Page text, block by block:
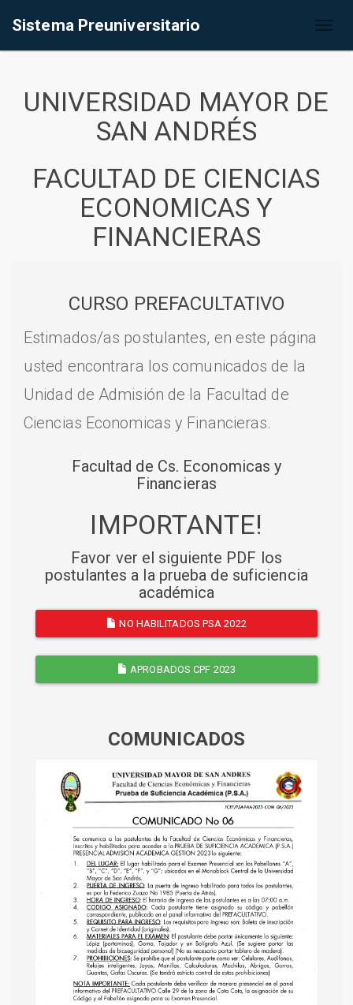
Sistema Preuniversitario
UNIVERSIDAD MAYOR DE
SAN ANDRÉS
FACULTAD DE CIENCIAS
ECONOMICAS Y
FINANCIERAS
CURSO PREFACULTATIVO
Estimados/as postulantes, en este página
usted encontrara los comunicados de la
Unidad de Admisión de la Facultad de
Ciencias Economicas y Financieras.
Facultad de Cs. Economicas y
Financieras
IMPORTANTE!
Favor ver el siguiente PDF los
postulantes a la prueba de suficiencia
académica
NO HABILITADOS PSA 2022
APROBADOS CPF 2023
COMUNICADOS